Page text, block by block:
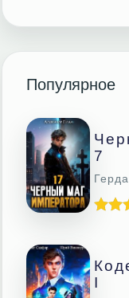
Популярное
7
I